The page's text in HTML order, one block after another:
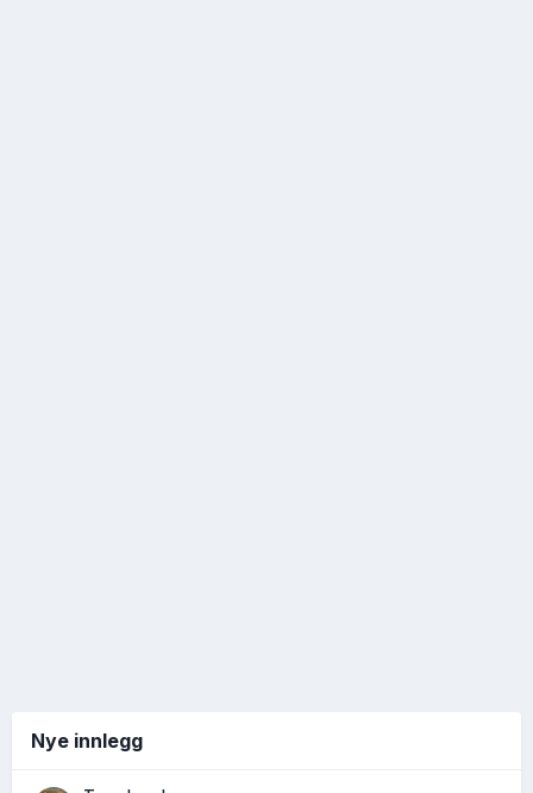
Nye innlegg